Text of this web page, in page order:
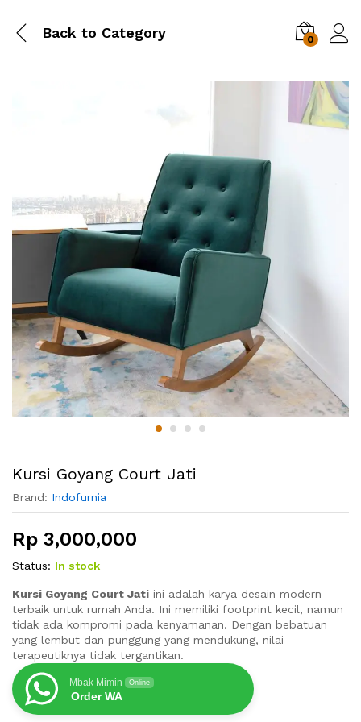
Back to Category 0
Kursi Goyang Court Jati
Brand: Indofurnia
Rp 3,000,000
Status: In stock
Kursi Goyang Court Jati ini adalah karya desain modern
terbaik untuk rumah Anda. Ini memiliki footprint kecil, namun
tidak ada kompromi pada kenyamanan. Dengan bebatuan
yang lembut dan punggung yang mendukung, nilai
terapeutiknya tidak tergantikan.
Mbak Mimin Online
Order WA